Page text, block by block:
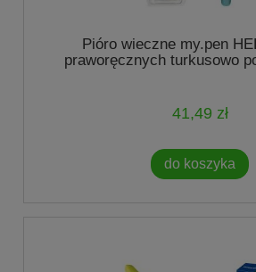
Pióro wieczne my.pen
praworęcznych turkusowo
41,49 zł
do koszyka